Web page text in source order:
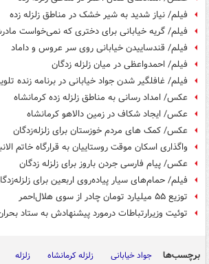
فیلم/ نیاز شدید به شیر خشک در مناطق زلزله زده
فیلم/ گریه خیابانی برای دختری که نمی‌خواست
فیلم/ قندساییدن خیابانی روی سر عروس و داماد
فیلم/ احمدواعظی در میان زلزله زدگان
فیلم/ غافلگیر شدن جواد خیابانی در برنامه زنده
عکس/ امداد رسانی به مناطق زلزله زده کرمانشاه
عکس/ ایجاد شکاف در زمین دالاهو کرمانشاه
عکس/ کمک های مردم خوزستان برای زلزله‌زدگان
واگذاری اسکان موقت روستاییان به قرارگاه خاتم
عکس/ پیام فارسی جردن باروز برای زلزله زدگان
فیلم/ حمام‌های سیار پیاده‌روی اربعین برای
توزیع ۵۵ میلیارد تومان چادر از سوی هلال‌احمر
توئیت وزیرارتباطات درمورد پیشنهادش به ستاد
برچسب‌ها جواد خیابانی زلزله کرمانشاه زلزله